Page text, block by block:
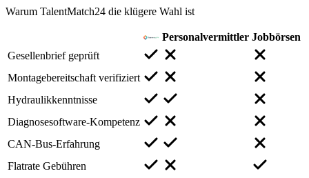
Warum TalentMatch24 die klügere Wahl ist
Personalvermittler Jobbörsen
Gesellenbrief geprüft
Montagebereitschaft verifiziert
Hydraulikkenntnisse
Diagnosesoftware-Kompetenz
CAN-Bus-Erfahrung
Flatrate Gebühren